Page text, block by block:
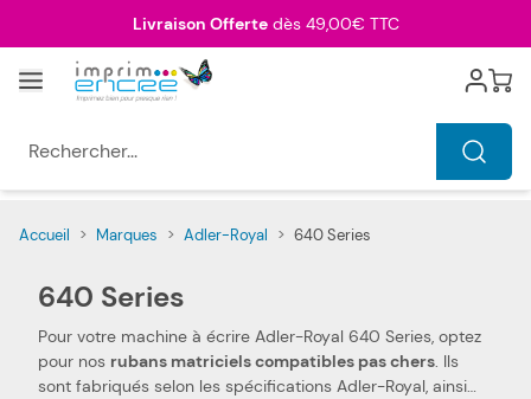
Livraison Offertedès 49,00€ TTC
Menu Cart
Accueil > Marques > Adler-Royal > 640 Series
640 Series
Pour votre machine à écrire Adler-Royal 640 Series, optez
pour nos
rubans matriciels compatibles pas chers. Ils
sont fabriqués selon les spécifications Adler-Royal, ainsi